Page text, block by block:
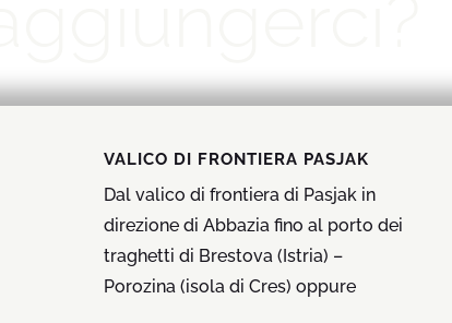
VALICO DI FRONTIERA PASJAK
Dal valico di frontiera di Pasjak in
direzione di Abbazia fino al porto dei
traghetti di Brestova (Istria) –
Porozina (isola di Cres) oppure